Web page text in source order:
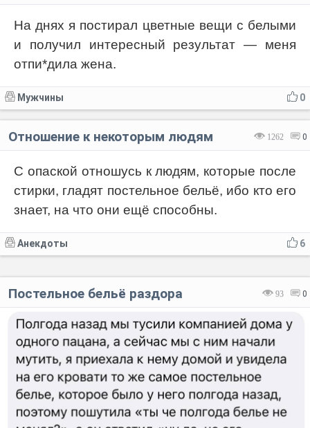
На днях я постирал цветные вещи с белыми
и получил интересный результат — меня
отпи*дила жена.
0
Мужчины
1262 0
Отношение к некоторым людям
С опаской отношусь к людям, которые после
стирки, гладят постельное бельё, ибо кто его
знает, на что они ещё способны.
6
Анекдоты
93 0
Постельное бельё раздора